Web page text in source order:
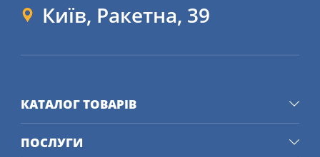
Київ, Ракетна, 39
КАТАЛОГ ТОВАРІВ
ПОСЛУГИ